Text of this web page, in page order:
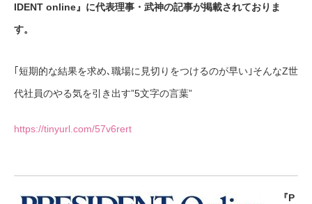
IDENT online』に代表理事・武神の記事が掲載されておりま
す。
｢短期的な結果を求め､職場に見切りをつけるのが早い｣そんなZ世
代社員のやる気を引き出す”5文字の言葉”
https://tinyurl.com/57v6rert
『P